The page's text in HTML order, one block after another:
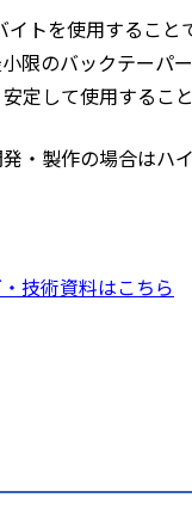
トを使用するこ
限のバックテーパ
定して使用するこ
・製作の場合はハ
技術資料はこちら